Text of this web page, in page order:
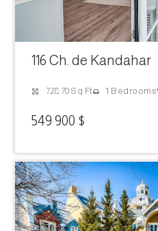
116 Ch. de Kandahar
728.70 Sq Ft 1 Bedrooms
549 900 $